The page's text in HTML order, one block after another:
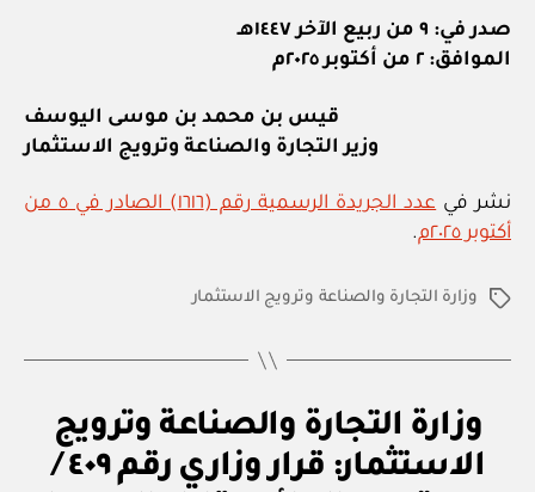
صدر في: ٩ من ربيع الآخر ١٤٤٧هـ
الموافق: ٢ من أكتوبر ٢٠٢٥م
قيس بن محمد بن موسى اليوسف
وزير التجارة والصناعة وترويج الاستثمار
نشر في
عدد الجريدة الرسمية رقم (١٦١٦) الصادر في ٥ من
أكتوبر ٢٠٢٥م
.
الوسوموزارة التجارة والصناعة وترويج الاستثمار
التصنيفات
وزارة التجارة والصناعة وترويج
الاستثمار: قرار وزاري رقم ٤٠٩ /